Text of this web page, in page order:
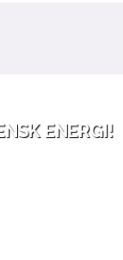
ENERGI!